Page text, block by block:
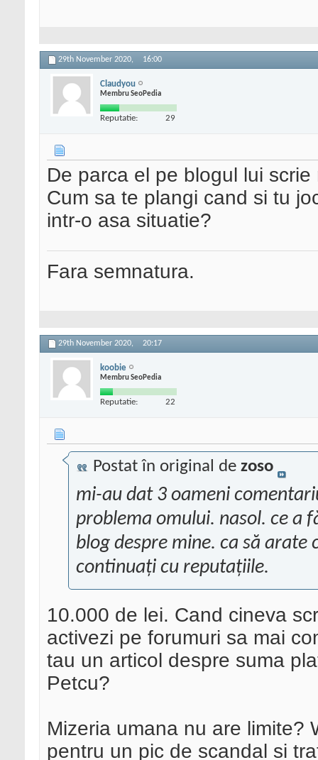
29th November 2020, 16:00
Claudyou
Membru SeoPedia
Reputatie: 29
De parca el pe blogul lui
Cum sa te plangi cand si tu
intr-o asa situatie?
Fara semnatura.
29th November 2020, 20:17
koobie
Membru SeoPedia
Reputatie: 22
Postat în original de zoso
mi-au dat 3 oameni
problema omului. nasol. ce a
blog despre mine. ca să
continuați cu reputațiile.
10.000 de lei. Cand cineva
activezi pe forumuri sa mai
tau un articol despre suma
Petcu?
Mizeria umana nu are limite?
pentru un pic de scandal si